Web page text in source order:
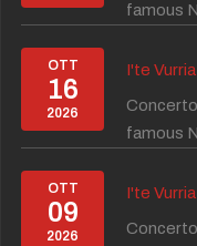
famous
OTT
16
2026
I'te
famous
OTT
09
2026
I'te